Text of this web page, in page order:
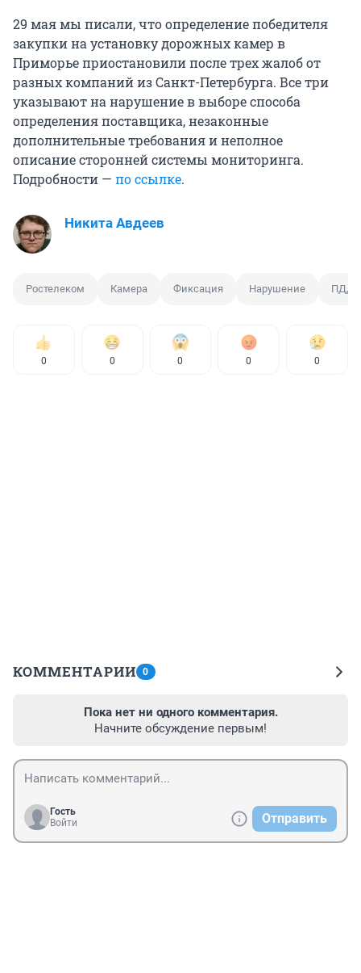
29 мая мы писали, что определение победителя
закупки на установку дорожных камер в
Приморье приостановили после трех жалоб от
разных компаний из Санкт-Петербурга. Все три
указывают на нарушение в выборе способа
определения поставщика, незаконные
дополнительные требования и неполное
описание сторонней системы мониторинга.
Подробности — по ссылке.
Никита Авдеев
Ростелеком Камера Фиксация Нарушение ПДД
0 0 0 0 0
КОММЕНТАРИИ 0
Пока нет ни одного комментария.
Начните обсуждение первым!
Гость
Войти
Отправить